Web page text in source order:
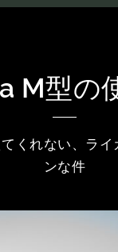
M型の
くれない、ライ
ンな件